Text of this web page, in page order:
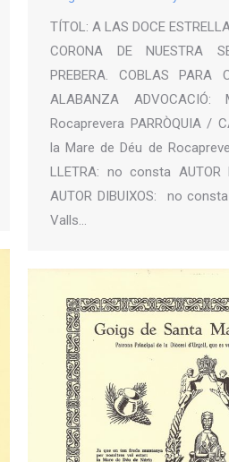
TÍTOL: A LAS DOCE
CORONA DE NUESTRA
PREBERA. COBLAS PARA
ALABANZA
Rocaprevera PARRÒQUIA /
la Mare de Déu de
LLETRA: no consta
AUTOR DIBUIXOS: no
Valls…